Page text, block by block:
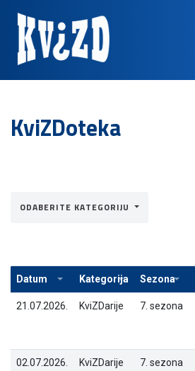
KviZDoteka
ODABERITE KATEGORIJU
Datum Kategorija Sezona
21.07.2026. KviZDarije 7. sezona
02.07.2026. KviZDarije 7. sezona